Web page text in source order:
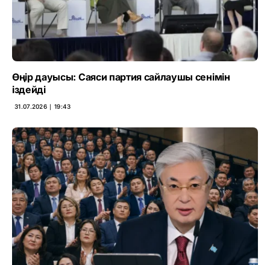
Өңір дауысы: Саяси партия сайлаушы сенімін
іздейді
31.07.2026 ∣ 19:43